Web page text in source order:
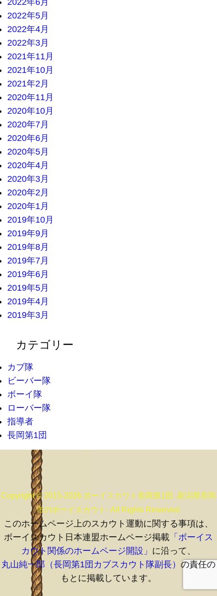
2022年6月
2022年5月
2022年4月
2022年3月
2021年11月
2021年10月
2021年2月
2020年11月
2020年10月
2020年7月
2020年6月
2020年5月
2020年4月
2020年3月
2020年2月
2020年1月
2019年10月
2019年9月
2019年8月
2019年7月
2019年6月
2019年5月
2019年4月
2019年3月
カテゴリー
カブ隊
ビーバー隊
ボーイ隊
ローバー隊
指導者
長岡第1団
Copyright © 2015-2026 ボーイスカウト長岡第1団 -新潟県長岡
市のボーイスカウト- All Rights Reserved.
このホームページ上のスカウト運動に関する事項は、
ボーイスカウト日本連盟ホームページ掲載 「ボーイス
カウト関係のホームページ開設」 に沿って、
丸山純一郎（長岡第1団カブスカウト隊副長） の責任の
もとに掲載しています。